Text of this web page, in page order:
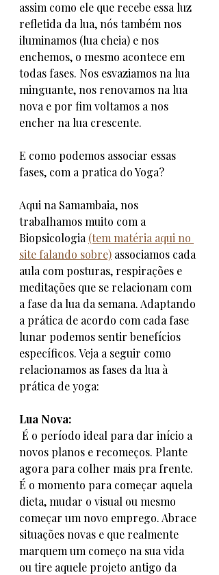
assim como ele que recebe essa luz
refletida da lua, nós também nos
iluminamos (lua cheia) e nos
enchemos, o mesmo acontece em
todas fases. Nos esvaziamos na lua
minguante, nos renovamos na lua
nova e por fim voltamos a nos
encher na lua crescente.
E como podemos associar essas
fases, com a pratica do Yoga?
Aqui na Samambaia, nos
trabalhamos muito com a
Biopsicologia (tem matéria aqui no
site falando sobre) associamos cada
aula com posturas, respirações e
meditações que se relacionam com
a fase da lua da semana. Adaptando
a prática de acordo com cada fase
lunar podemos sentir benefícios
específicos. Veja a seguir como
relacionamos as fases da lua à
prática de yoga:
Lua Nova:
novos planos e recomeços. Plante
agora para colher mais pra frente.
É o momento para começar aquela
dieta, mudar o visual ou mesmo
começar um novo emprego. Abrace
situações novas e que realmente
marquem um começo na sua vida
ou tire aquele projeto antigo da